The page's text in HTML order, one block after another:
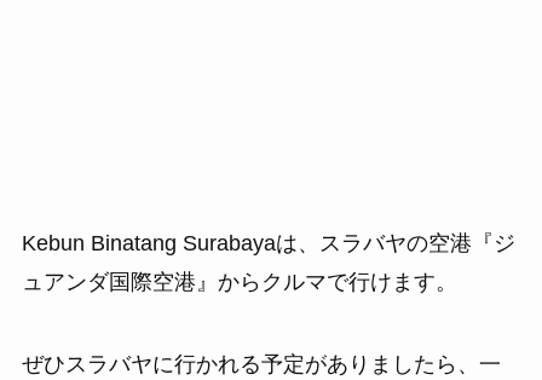
Kebun Binatang Surabayaは、スラバヤの空港『ジ
ュアンダ国際空港』からクルマで行けます。
ぜひスラバヤに行かれる予定がありましたら、一